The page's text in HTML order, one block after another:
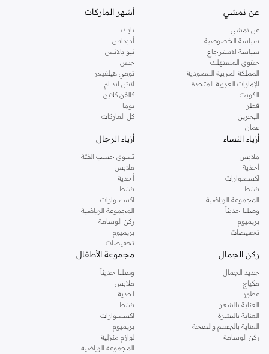
كنت تقومين بتجديد خزانة ملابسك الملائمة للعمل، البحث عن فستان مثالي للحفلات او
اليه.
تسوقي دوروثي بيركنز اون لاين مسقط
تسوقي دوروثي بيركنز اون لاين من نمشي واستمتعي باكثر من الف ستايل من مجموعة
دوروثي بيركنز الشهيرة. تصفحي المجموعة كاملة في متجر دوروثي بيركنز اون لاين او
استخدمي القائمة لتحديد تجربة تسوق دوروثي بيركنز اون لاين. خدمة التوصيل السريعة
والدعم الاستثنائي يضمن لك تجربة تسوق ممتعة دائما مع نمشي.
عن نمشي
عن نمشي
سياسة الخصوصية
سياسة الاسترجاع
حقوق المستهلك
المملكة العربية السعودية
الإمارات العربية المتحدة
الكويت
قطر
البحرين
عمان
أشهر الماركات
نايك
أديداس
نيو بالانس
جس
تومي هيلفيغر
اتش اند ام
كالفن كلاين
بوما
كل الماركات
أزياء النساء
ملابس
أحذية
اكسسوارات
شنط
المجموعة الرياضية
وصلنا حديثاً
بريميوم
تخفيضات
أزياء الرجال
تسوق حسب الفئة
ملابس
أحذية
شنط
اكسسوارات
المجموعة الرياضية
ركن الوسامة
بريميوم
تخفيضات
ركن الجمال
جديد الجمال
مكياج
عطور
العناية بالشعر
العناية بالبشرة
العناية بالجسم والصحة
ركن الوسامة
مجموعة الأطفال
وصلنا حديثاً
ملابس
احذية
شنط
اكسسوارات
بريميوم
لوازم منزلية
المجموعة الرياضية